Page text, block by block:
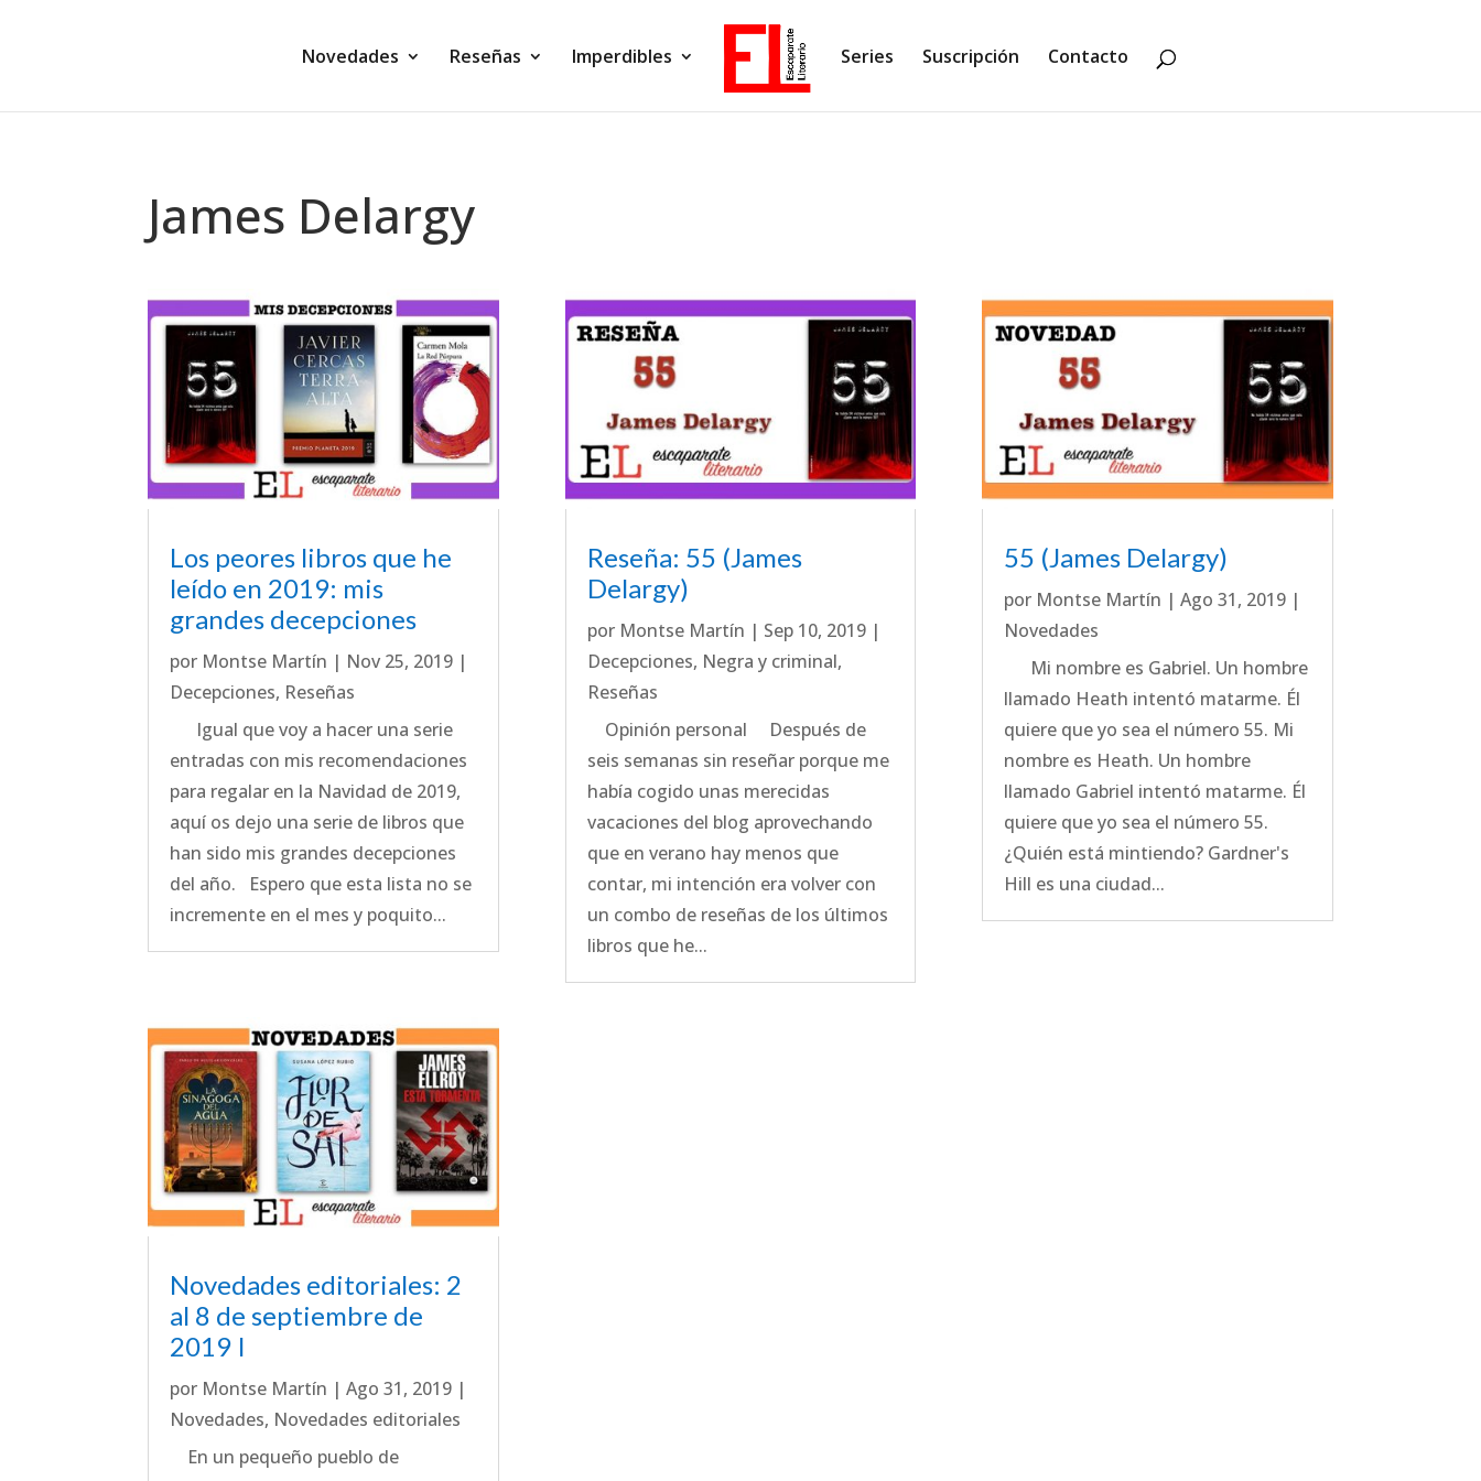
Novedades Reseñas Imperdibles Series Suscripción Contacto
James Delargy
Los peores libros que he
leído en 2019: mis
grandes decepciones
por Montse Martín | Nov 25, 2019 |
Decepciones, Reseñas
Igual que voy a hacer una serie
entradas con mis recomendaciones
para regalar en la Navidad de 2019,
aquí os dejo una serie de libros que
han sido mis grandes decepciones
del año. Espero que esta lista no se
incremente en el mes y poquito...
Novedades editoriales: 2
al 8 de septiembre de
2019 I
por Montse Martín |Ago 31, 2019 |
Novedades, Novedades editoriales
En un pequeño pueblo de
Reseña: 55 (James
Delargy)
por Montse Martín | Sep 10, 2019|
Decepciones, Negra y criminal,
Reseñas
Opinión personal Después de
seis semanas sin reseñar porque me
había cogido unas merecidas
vacaciones del blog aprovechando
que en verano hay menos que
contar, mi intención era volver con
un combo de reseñas de los últimos
libros que he...
55 (James Delargy)
por Montse Martín | Ago 31, 2019|
Novedades
Mi nombre es Gabriel. Un hombre
llamado Heath intentó matarme. Él
quiere que yo sea el número 55. Mi
nombre es Heath. Un hombre
llamado Gabriel intentó matarme. Él
quiere que yo sea el número 55.
¿Quién está mintiendo? Gardner's
Hill es una ciudad...